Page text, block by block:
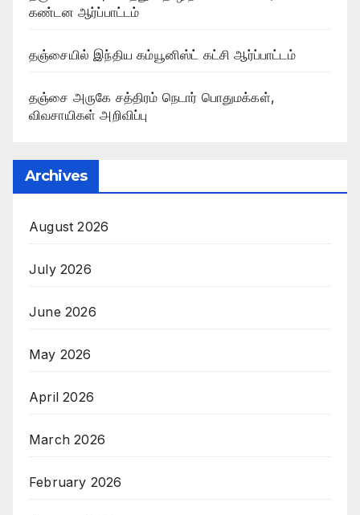
கண்டன ஆர்ப்பாட்டம்
தஞ்சையில் இந்திய கம்யூனிஸ்ட் கட்சி ஆர்ப்பாட்டம்
தஞ்சை அருகே சத்திரம் நெடார் பொதுமக்கள்,
விவசாயிகள் அறிவிப்பு
Archives
August 2026
July 2026
June 2026
May 2026
April 2026
March 2026
February 2026